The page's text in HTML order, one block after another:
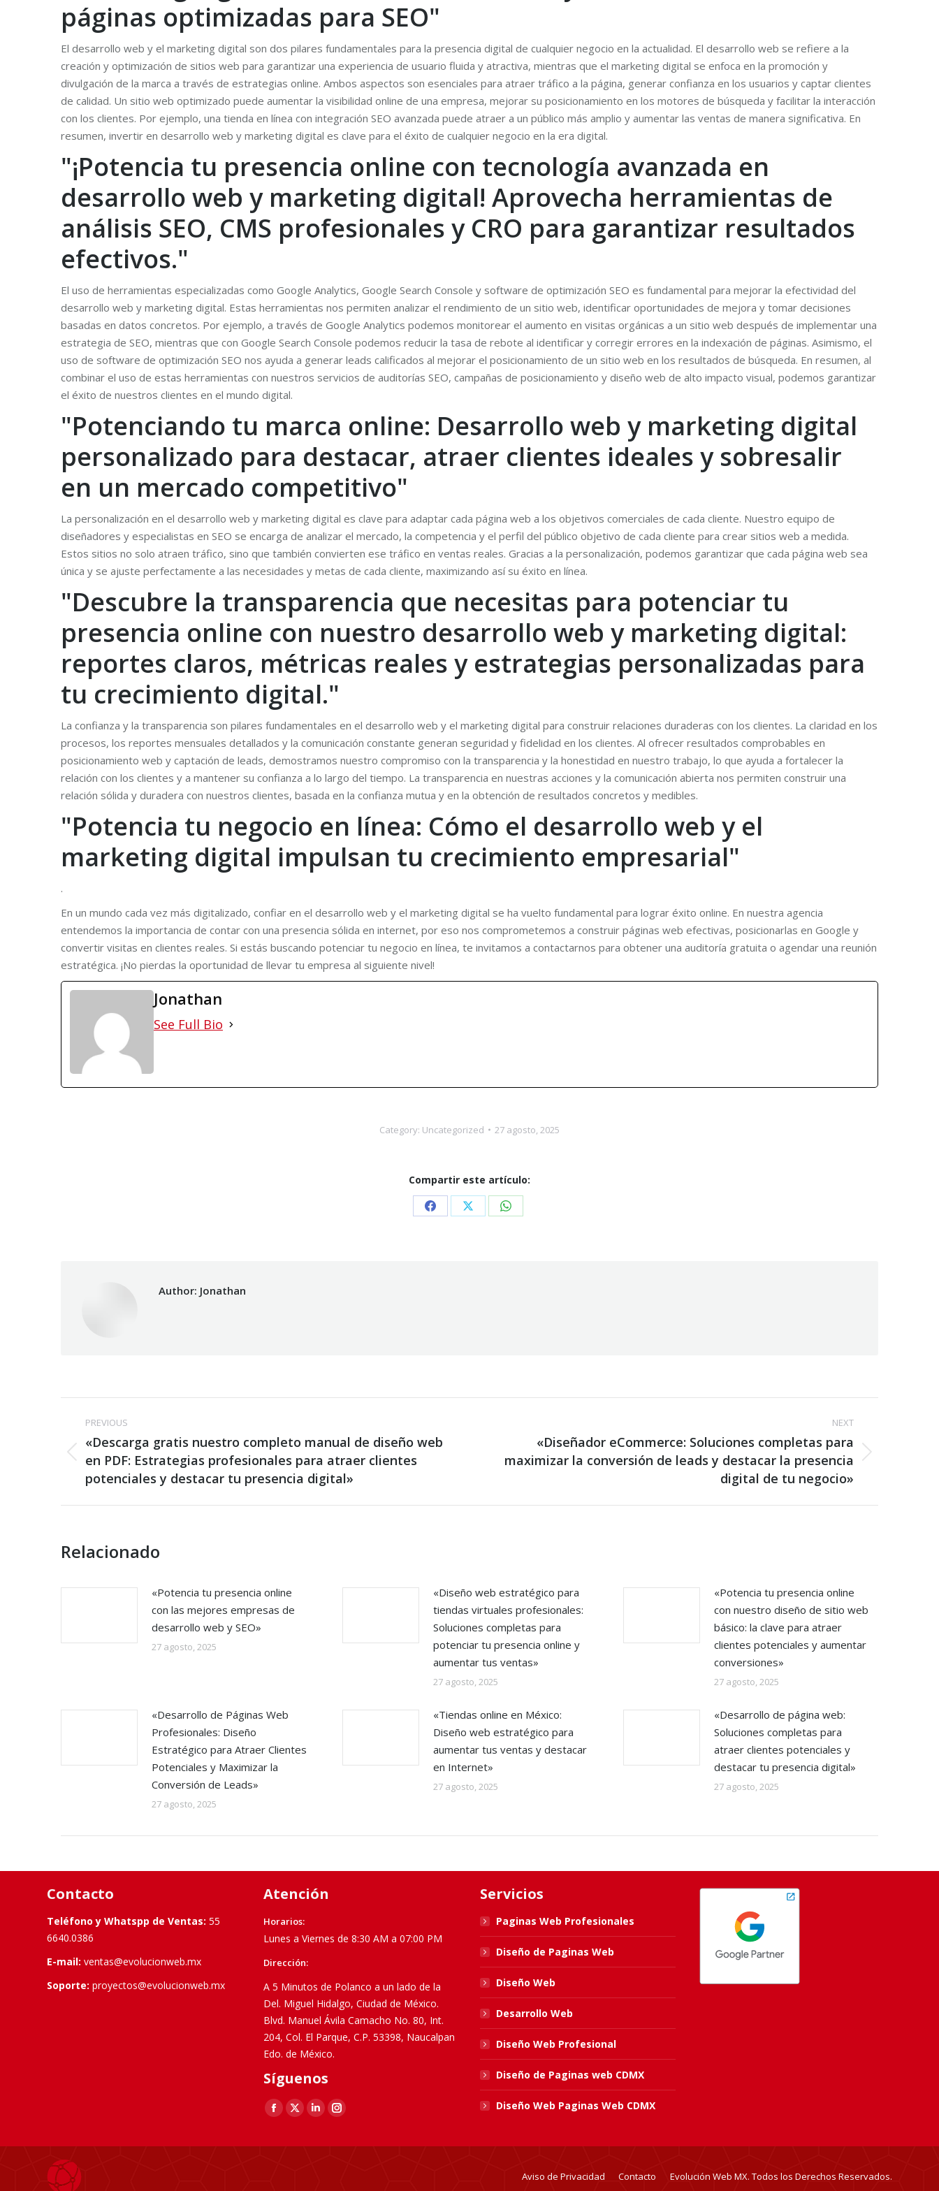
páginas optimizadas para SEO"
El desarrollo web y el marketing digital son dos pilares fundamentales para la presencia digital de cualquier negocio en la actualidad. El desarrollo web se refiere a la
creación y optimización de sitios web para garantizar una experiencia de usuario fluida y atractiva, mientras que el marketing digital se enfoca en la promoción y
divulgación de la marca a través de estrategias online. Ambos aspectos son esenciales para atraer tráfico a la página, generar confianza en los usuarios y captar clientes
de calidad. Un sitio web optimizado puede aumentar la visibilidad online de una empresa, mejorar su posicionamiento en los motores de búsqueda y facilitar la interacción
con los clientes. Por ejemplo, una tienda en línea con integración SEO avanzada puede atraer a un público más amplio y aumentar las ventas de manera significativa. En
resumen, invertir en desarrollo web y marketing digital es clave para el éxito de cualquier negocio en la era digital.
"¡Potencia tu presencia online con tecnología avanzada en
desarrollo web y marketing digital! Aprovecha herramientas de
análisis SEO, CMS profesionales y CRO para garantizar resultados
efectivos."
El uso de herramientas especializadas como Google Analytics, Google Search Console y software de optimización SEO es fundamental para mejorar la efectividad del
desarrollo web y marketing digital. Estas herramientas nos permiten analizar el rendimiento de un sitio web, identificar oportunidades de mejora y tomar decisiones
basadas en datos concretos. Por ejemplo, a través de Google Analytics podemos monitorear el aumento en visitas orgánicas a un sitio web después de implementar una
estrategia de SEO, mientras que con Google Search Console podemos reducir la tasa de rebote al identificar y corregir errores en la indexación de páginas. Asimismo, el
uso de software de optimización SEO nos ayuda a generar leads calificados al mejorar el posicionamiento de un sitio web en los resultados de búsqueda. En resumen, al
combinar el uso de estas herramientas con nuestros servicios de auditorías SEO, campañas de posicionamiento y diseño web de alto impacto visual, podemos garantizar
el éxito de nuestros clientes en el mundo digital.
"Potenciando tu marca online: Desarrollo web y marketing digital
personalizado para destacar, atraer clientes ideales y sobresalir
en un mercado competitivo"
La personalización en el desarrollo web y marketing digital es clave para adaptar cada página web a los objetivos comerciales de cada cliente. Nuestro equipo de
diseñadores y especialistas en SEO se encarga de analizar el mercado, la competencia y el perfil del público objetivo de cada cliente para crear sitios web a medida.
Estos sitios no solo atraen tráfico, sino que también convierten ese tráfico en ventas reales. Gracias a la personalización, podemos garantizar que cada página web sea
única y se ajuste perfectamente a las necesidades y metas de cada cliente, maximizando así su éxito en línea.
"Descubre la transparencia que necesitas para potenciar tu
presencia online con nuestro desarrollo web y marketing digital:
reportes claros, métricas reales y estrategias personalizadas para
tu crecimiento digital."
La confianza y la transparencia son pilares fundamentales en el desarrollo web y el marketing digital para construir relaciones duraderas con los clientes. La claridad en los
procesos, los reportes mensuales detallados y la comunicación constante generan seguridad y fidelidad en los clientes. Al ofrecer resultados comprobables en
posicionamiento web y captación de leads, demostramos nuestro compromiso con la transparencia y la honestidad en nuestro trabajo, lo que ayuda a fortalecer la
relación con los clientes y a mantener su confianza a lo largo del tiempo. La transparencia en nuestras acciones y la comunicación abierta nos permiten construir una
relación sólida y duradera con nuestros clientes, basada en la confianza mutua y en la obtención de resultados concretos y medibles.
"Potencia tu negocio en línea: Cómo el desarrollo web y el
marketing digital impulsan tu crecimiento empresarial"
.
En un mundo cada vez más digitalizado, confiar en el desarrollo web y el marketing digital se ha vuelto fundamental para lograr éxito online. En nuestra agencia
entendemos la importancia de contar con una presencia sólida en internet, por eso nos comprometemos a construir páginas web efectivas, posicionarlas en Google y
convertir visitas en clientes reales. Si estás buscando potenciar tu negocio en línea, te invitamos a contactarnos para obtener una auditoría gratuita o agendar una reunión
estratégica. ¡No pierdas la oportunidad de llevar tu empresa al siguiente nivel!
Jonathan
See Full Bio
Category: Uncategorized 27 agosto, 2025
Compartir este artículo:
Share Share Share
Author: Jonathan
Post
navigation
PREVIOUS
Previous
post:
«Descarga gratis nuestro completo manual de diseño web
en PDF: Estrategias profesionales para atraer clientes
potenciales y destacar tu presencia digital»
NEXT
Next
«Diseñador eCommerce: Soluciones completas para
maximizar la conversión de leads y destacar la presencia
digital de tu negocio»
Relacionado
«Potencia tu presencia online
con las mejores empresas de
desarrollo web y SEO»
27 agosto, 2025
«Diseño web estratégico para
tiendas virtuales profesionales:
Soluciones completas para
potenciar tu presencia online y
aumentar tus ventas»
27 agosto, 2025
«Potencia tu presencia online
con nuestro diseño de sitio web
básico: la clave para atraer
clientes potenciales y aumentar
conversiones»
27 agosto, 2025
«Desarrollo de Páginas Web
Profesionales: Diseño
Estratégico para Atraer Clientes
Potenciales y Maximizar la
Conversión de Leads»
27 agosto, 2025
«Tiendas online en México:
Diseño web estratégico para
aumentar tus ventas y destacar
en Internet»
27 agosto, 2025
«Desarrollo de página web:
Soluciones completas para
atraer clientes potenciales y
destacar tu presencia digital»
27 agosto, 2025
Contacto
Teléfono y Whatspp de Ventas: 55
6640.0386
E-mail: ventas@evolucionweb.mx
Soporte: proyectos@evolucionweb.mx
Atención
Horarios:
Lunes a Viernes de 8:30 AM a 07:00 PM
Dirección:
A 5 Minutos de Polanco a un lado de la
Del. Miguel Hidalgo, Ciudad de México.
Blvd. Manuel Ávila Camacho No. 80, Int.
204, Col. El Parque, C.P. 53398, Naucalpan
Edo. de México.
Síguenos
Find us on:
Facebook
X
LinkedinInstagram
Servicios
Paginas Web Profesionales
Diseño de Paginas Web
Diseño Web
Desarrollo Web
Diseño Web Profesional
Diseño de Paginas web CDMX
Diseño Web Paginas Web CDMX
Aviso de Privacidad Contacto Evolución Web MX. Todos los Derechos Reservados.